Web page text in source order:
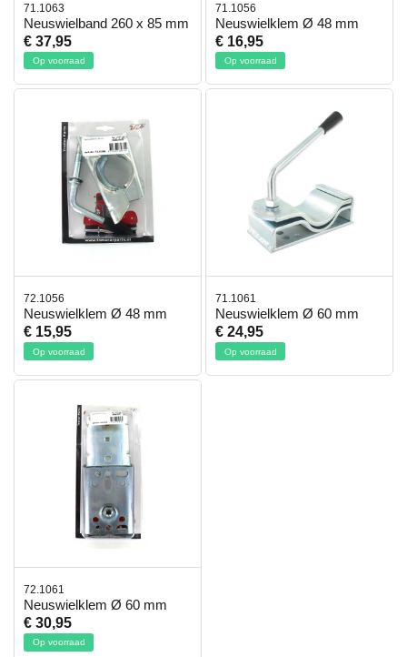
71.1063
Neuswielband 260 x 85 mm
€ 37,95
Op voorraad
71.1056
Neuswielklem Ø 48 mm
€ 16,95
Op voorraad
72.1056
Neuswielklem Ø 48 mm
€ 15,95
Op voorraad
71.1061
Neuswielklem Ø 60 mm
€ 24,95
Op voorraad
72.1061
Neuswielklem Ø 60 mm
€ 30,95
Op voorraad